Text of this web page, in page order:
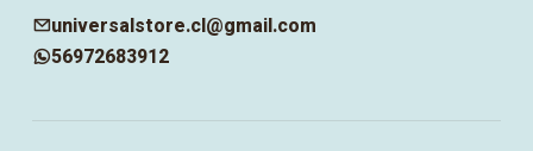
universalstore.cl@gmail.com
56972683912